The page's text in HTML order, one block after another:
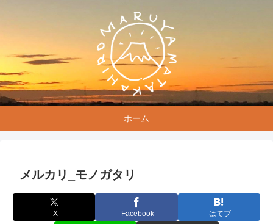
ホーム
メルカリ_モノガタリ
X Facebook はてブ